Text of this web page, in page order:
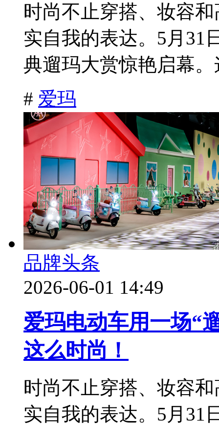
时尚不止穿搭、妆容
实自我的表达。5月31
典遛玛大赏惊艳启幕。
# 爱玛
品牌头条
2026-06-01 14:49
爱玛电动车用一场“
这么时尚！
时尚不止穿搭、妆容
实自我的表达。5月31